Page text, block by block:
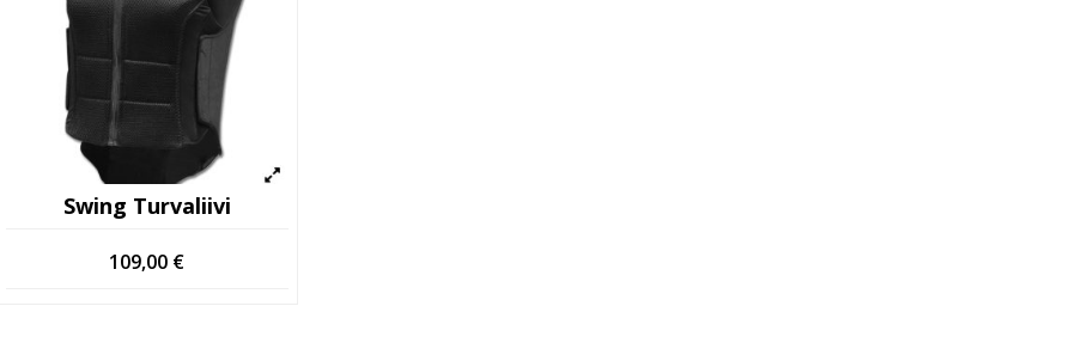
Swing Turvaliivi
109,00 €